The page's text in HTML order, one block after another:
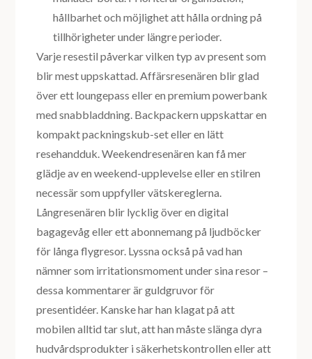
hållbarhet och möjlighet att hålla ordning på
tillhörigheter under längre perioder.
Varje resestil påverkar vilken typ av present som
blir mest uppskattad. Affärsresenären blir glad
över ett loungepass eller en premium powerbank
med snabbladdning. Backpackern uppskattar en
kompakt packningskub-set eller en lätt
resehandduk. Weekendresenären kan få mer
glädje av en weekend-upplevelse eller en stilren
necessär som uppfyller vätskereglerna.
Långresenären blir lycklig över en digital
bagagevåg eller ett abonnemang på ljudböcker
för långa flygresor. Lyssna också på vad han
nämner som irritationsmoment under sina resor –
dessa kommentarer är guldgruvor för
presentidéer. Kanske har han klagat på att
mobilen alltid tar slut, att han måste slänga dyra
hudvårdsprodukter i säkerhetskontrollen eller att